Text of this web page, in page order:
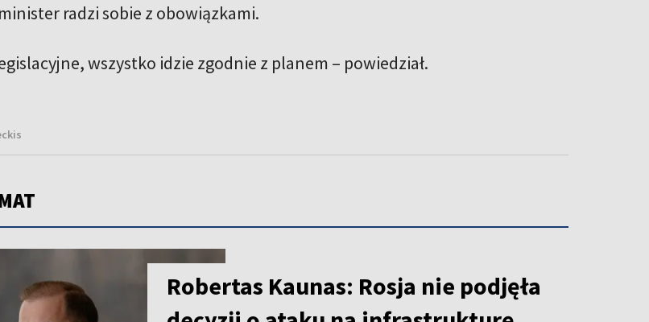
radzi sobie z obowiązkami.
wszystko idzie zgodnie z planem – powiedział.
Robertas Kaunas: Rosja nie podjęła